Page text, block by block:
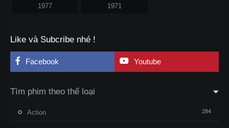
1977 1971
Like và Subcribe nhé !
Facebook Youtube
Tìm phim theo thể loại
Action 284